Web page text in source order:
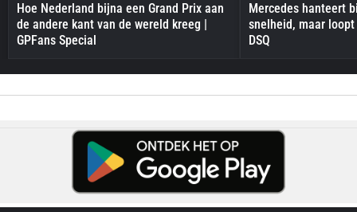
Hoe Nederland bijna een Grand Prix aan
de andere kant van de wereld kreeg |
GPFans Special
Mercedes hanteert
snelheid, maar
DSQ